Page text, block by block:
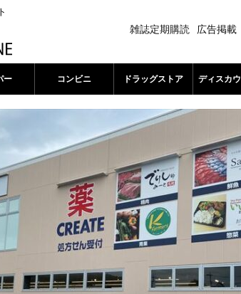
雑誌定期購読 広告掲載
ー コンビニ ドラッグストア ディスカ